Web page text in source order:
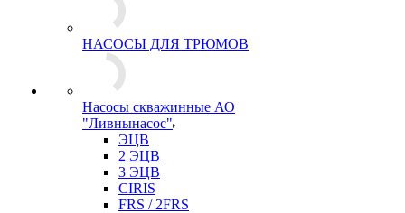
НАСОСЫ ДЛЯ ТРЮМОВ
Насосы скважинные АО
"Ливнынасос"
ЭЦВ
2 ЭЦВ
3 ЭЦВ
CIRIS
FRS / 2FRS